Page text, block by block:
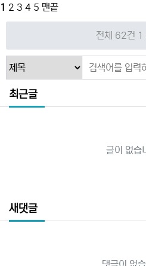
1 2 3 4 5 맨끝
전체 62건 1
최근글
글이 없습
새댓글